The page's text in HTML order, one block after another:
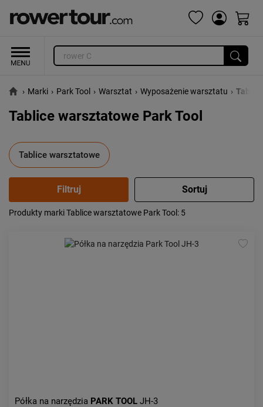
› Marki › Park Tool › Warsztat › Wyposażenie warsztatu ›
Tablice warsztatowe Park Tool
Tablice warsztatowe
Popularność:
od najwyższej
Produkty marki Tablice warsztatowe Park Tool : 5
Półka na narzędzia PARK TOOL JH-3